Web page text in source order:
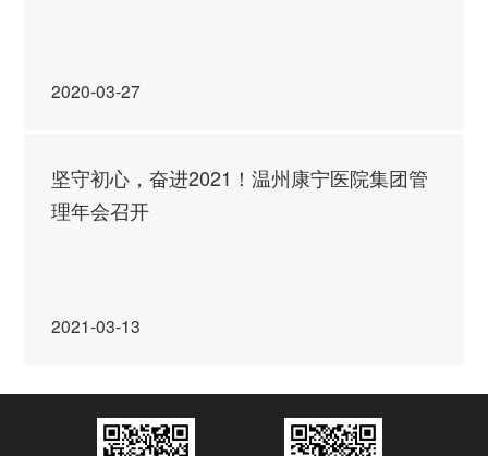
2020-03-27
坚守初心，奋进2021！温州康宁医院集团管
理年会召开
2021-03-13